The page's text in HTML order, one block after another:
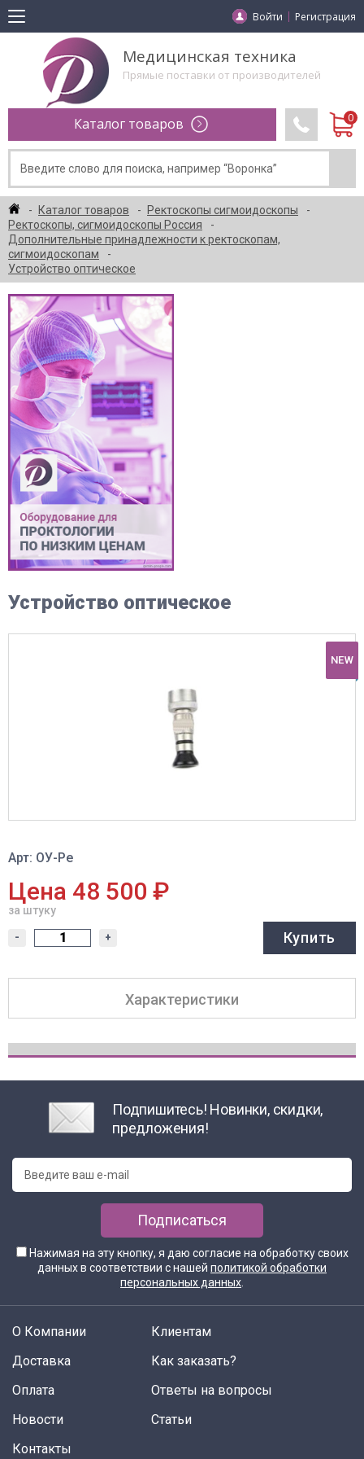
Войти Регистрация
Медицинская техника
Прямые поставки от производителей
Каталог товаров
Каталог товаров
Ректоскопы сигмоидоскопы
Ректоскопы, сигмоидоскопы Россия
Дополнительные принадлежности к ректоскопам,
сигмоидоскопам
Устройство оптическое
Устройство оптическое
NEW
Арт: ОУ-Ре
Цена 48 500 ₽
за штуку
- + Купить
Характеристики
Подпишитесь! Новинки, скидки,
предложения!
Подписаться
Нажимая на эту кнопку, я даю согласие на обработку своих
данных в соответствии с нашей политикой обработки
персональных данных
О Компании
Доставка
Оплата
Новости
Клиентам
Как заказать?
Ответы на вопросы
Статьи
Контакты